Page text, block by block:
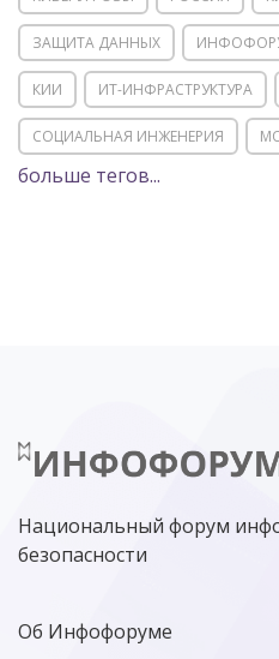
ЗАЩИТА ДАННЫХ
КИИ ИТ-ИНФРАСТРУКТУРА
СОЦИАЛЬНАЯ ИНЖЕНЕРИЯ
POSITIVE TECHNOLOGIES
МИНЦИФРЫ РОССИИ NGFW
больше тегов...
Национальный форум
безопасности
Об Инфофоруме